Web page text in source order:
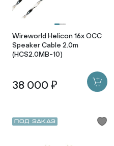
Wireworld Helicon 16x OCC
Speaker Cable 2.0m
(HCS2.0MB-10)
38 000 ₽
Под заказ